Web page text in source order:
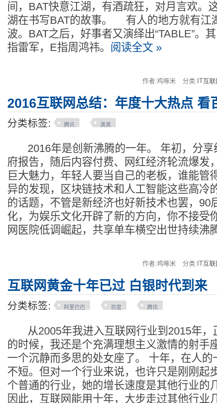
间，BAT快意江湖，有酒疏狂，对月言欢。
湖在书写BAT的故事。 有人的地方就有江
波。BAT之后，好事者又演绎出“TABLE”。
指雷军，E指周鸿祎。 阅读全文 »
作者:鸡啄米 分类: IT互
2016互联网总结：年度十大热点 看
分类标签: 腾讯 滴滴
2016年是创新沸腾的一年。 年初，分享
府报告，随后内容付费、网红经济轮流爆发
巨大魅力，年轻人要当自己的老板，谁能管
异的发现，区块链技术和人工智能这些高冷
的话题，不管是新经济也好新技术也罢，90
化，为娱乐文化开辟了新的方向，你不接受
网医院低调崛起，共享单车横空出世持续沸
作者:鸡啄米 分类: IT互
互联网黄金十年已过 白银时代到来
分类标签: 阿里巴巴 百度 腾讯
从2005年我进入互联网行业到2015年，
的时候，我还是个充满理想主义激情的射手
一个沉静而多思的处女座了。 十年，在人的
不短。但对一个行业来说，也许只是刚刚起
个普通的行业，她的增长速度是其他行业的
因此，互联网能用十年，大步走过其他行业